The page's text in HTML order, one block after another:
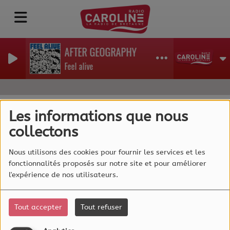
Les informations que nous
collectons
Nous utilisons des cookies pour fournir les services et les
fonctionnalités proposés sur notre site et pour améliorer
l'expérience de nos utilisateurs.
Tout accepter Tout refuser
AFTER GEOGRAPHY
Feel alive